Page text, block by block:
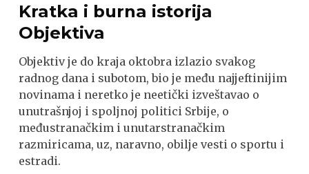
Kratka i burna istorija
Objektiva
Objektiv je do kraja oktobra izlazio svakog
radnog dana i subotom, bio je među najjeftinijim
novinama i nеretko je neetički izveštavao o
unutrašnjoj i spoljnoj politici Srbije, o
međustranačkim i unutarstranačkim
razmiricama, uz, naravno, obilje vesti o sportu i
estradi.